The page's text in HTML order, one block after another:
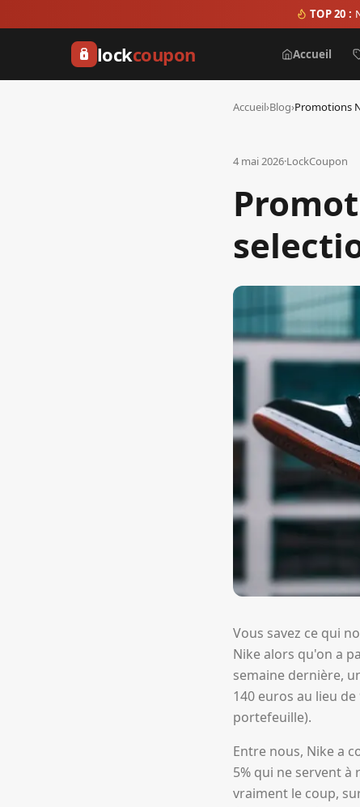
TOP 20 :
lockcoupon Accueil
Accueil›Blog›
4 mai 2026·LockCoupon
Vous savez ce qui
Nike alors qu'on a
semaine dernière,
140 euros au lieu
portefeuille).
Entre nous, Nike a
5% qui ne servent
vraiment le coup,